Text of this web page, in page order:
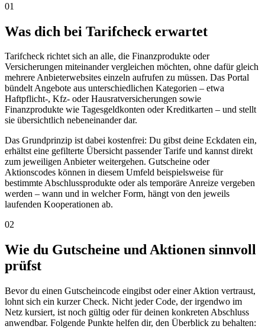
01
Was dich bei Tarifcheck erwartet
Tarifcheck richtet sich an alle, die Finanzprodukte oder
Versicherungen miteinander vergleichen möchten, ohne dafür gleich
mehrere Anbieterwebsites einzeln aufrufen zu müssen. Das Portal
bündelt Angebote aus unterschiedlichen Kategorien – etwa
Haftpflicht-, Kfz- oder Hausratversicherungen sowie
Finanzprodukte wie Tagesgeldkonten oder Kreditkarten – und stellt
sie übersichtlich nebeneinander dar.
Das Grundprinzip ist dabei kostenfrei: Du gibst deine Eckdaten ein,
erhältst eine gefilterte Übersicht passender Tarife und kannst direkt
zum jeweiligen Anbieter weitergehen. Gutscheine oder
Aktionscodes können in diesem Umfeld beispielsweise für
bestimmte Abschlussprodukte oder als temporäre Anreize vergeben
werden – wann und in welcher Form, hängt von den jeweils
laufenden Kooperationen ab.
02
Wie du Gutscheine und Aktionen sinnvoll
prüfst
Bevor du einen Gutscheincode eingibst oder einer Aktion vertraust,
lohnt sich ein kurzer Check. Nicht jeder Code, der irgendwo im
Netz kursiert, ist noch gültig oder für deinen konkreten Abschluss
anwendbar. Folgende Punkte helfen dir, den Überblick zu behalten: